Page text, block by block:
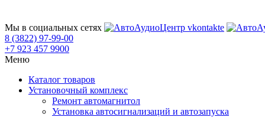
Мы в социальных сетях
8 (3822) 97-99-00
+7 923 457 9900
Меню
Каталог товаров
Установочный комплекс
Ремонт автомагнитол
Установка автосигнализаций и автозапуска